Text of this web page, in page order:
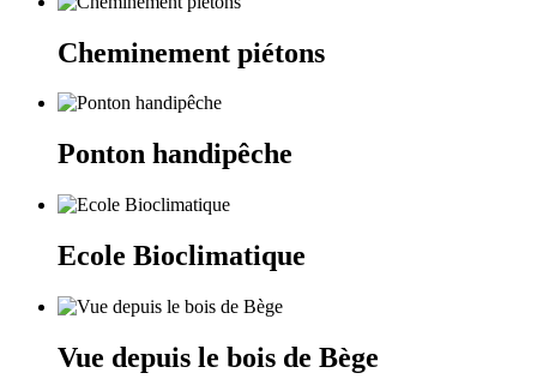
Cheminement piétons
Ponton handipêche
Ecole Bioclimatique
Vue depuis le bois de Bège